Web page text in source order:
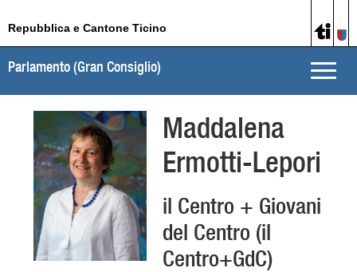
Repubblica e Cantone Ticino
Toggle
Parlamento (Gran Consiglio)
Maddalena
Ermotti-Lepori
il Centro + Giovani
del Centro (il
Centro+GdC)